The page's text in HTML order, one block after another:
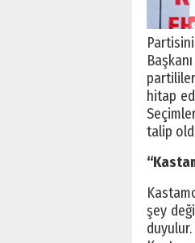
hitap
talip
şey